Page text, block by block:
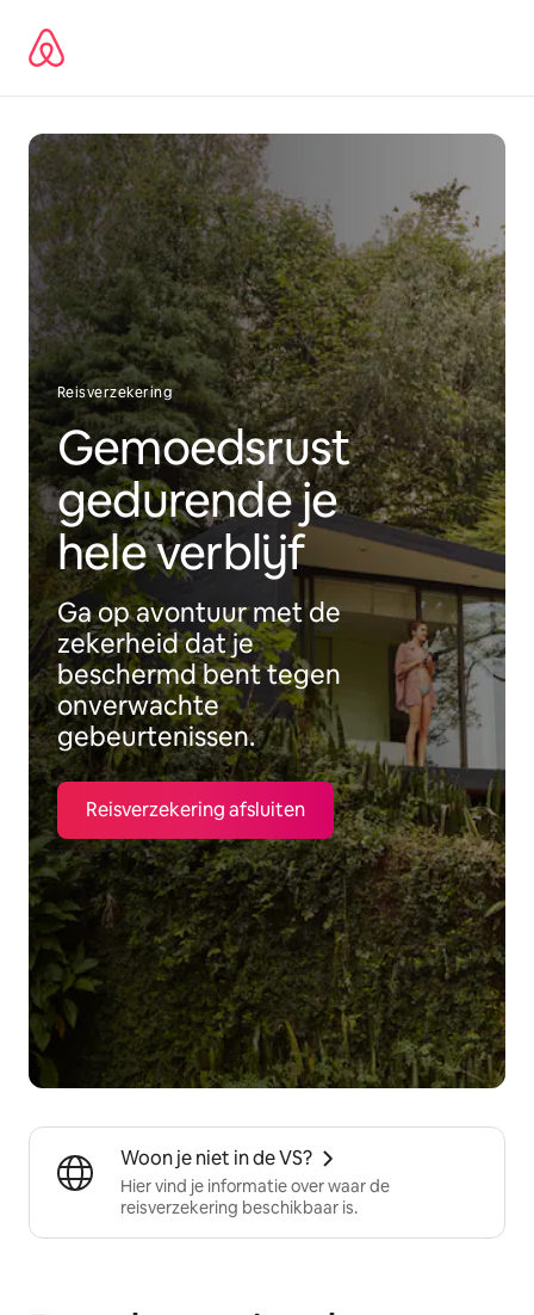
direct
naar
Reisverzekering
Gemoedsrust
gedurende je
hele verblijf
Ga op avontuur met de
zekerheid dat je
beschermd bent tegen
onverwachte
gebeurtenissen.
Reisverzekering afsluiten
Woon je niet in de VS?
Hier vind je informatie over waar de
reisverzekering beschikbaar is.